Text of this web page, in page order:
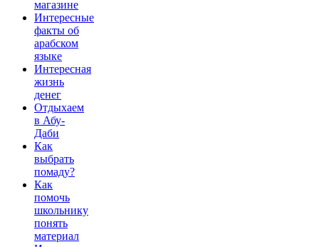
магазине
Интересные
факты об
арабском
языке
Интересная
жизнь
денег
Отдыхаем
в Абу-
Даби
Как
выбрать
помаду?
Как
помочь
школьнику
понять
материал